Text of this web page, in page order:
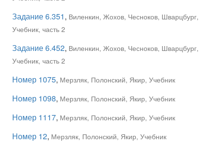
Задание 6.351, Виленкин, Жохов, Чесноков, Шварцбург,
Учебник, часть 2
Задание 6.452, Виленкин, Жохов, Чесноков, Шварцбург,
Учебник, часть 2
Номер 1075, Мерзляк, Полонский, Якир, Учебник
Номер 1098, Мерзляк, Полонский, Якир, Учебник
Номер 1117, Мерзляк, Полонский, Якир, Учебник
Номер 12, Мерзляк, Полонский, Якир, Учебник